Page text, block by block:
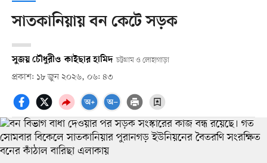
সাতকানিয়ায় বন কেটে সড়ক
সুজয় চৌধুরীও কাইছার হামিদ চট্টগ্রাম ও লোহাগাড়া
প্রকাশ: ১৮ জুন ২০২৬, ০৬: ৪৩